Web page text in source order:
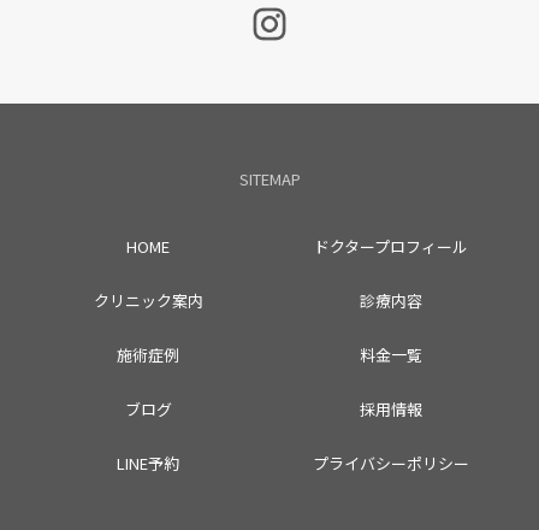
SITEMAP
HOME ドクタープロフィール
クリニック案内 診療内容
施術症例 料金一覧
ブログ 採用情報
LINE予約 プライバシーポリシー